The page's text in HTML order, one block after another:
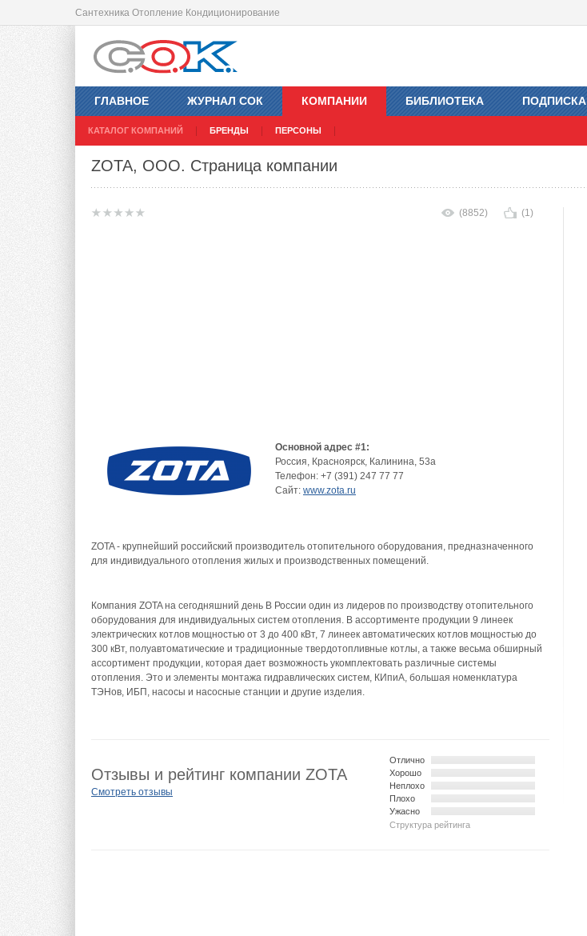
Сантехника Отопление Кондиционирование
ГЛАВНОЕ ЖУРНАЛ СОК КОМПАНИИ
КАТАЛОГ КОМПАНИЙ БРЕНДЫ ПЕРСОНЫ
БИБЛИОТЕКА ПОДПИСКА
ZOTA, ООО. Страница компании
(8852) (1)
Основной адрес #1:
Россия, Красноярск, Калинина, 53а
Телефон: +7 (391) 247 77 77
Сайт: www.zota.ru
ZOTA - крупнейший российский производитель отопительного оборудования, предназначенного
для индивидуального отопления жилых и производственных помещений.
Компания ZOTA на сегодняшний день В России один из лидеров по производству отопительного
оборудования для индивидуальных систем отопления. В ассортименте продукции 9 линеек
электрических котлов мощностью от 3 до 400 кВт, 7 линеек автоматических котлов мощностью до
300 кВт, полуавтоматические и традиционные твердотопливные котлы, а также весьма обширный
ассортимент продукции, которая дает возможность укомплектовать различные системы
отопления. Это и элементы монтажа гидравлических систем, КИпиА, большая номенклатура
ТЭНов, ИБП, насосы и насосные станции и другие изделия.
Структура рейтинга
Отлично
Хорошо
Неплохо
Плохо
Ужасно
Отзывы и рейтинг компании ZOTA
Смотреть отзывы